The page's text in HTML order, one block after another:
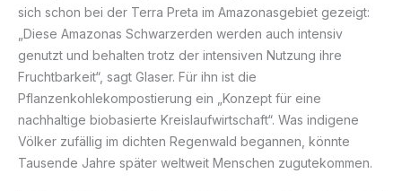
sich schon bei der Terra Preta im Amazonasgebiet gezeigt:
„Diese Amazonas Schwarzerden werden auch intensiv
genutzt und behalten trotz der intensiven Nutzung ihre
Fruchtbarkeit“, sagt Glaser. Für ihn ist die
Pflanzenkohlekompostierung ein „Konzept für eine
nachhaltige biobasierte Kreislaufwirtschaft“. Was indigene
Völker zufällig im dichten Regenwald begannen, könnte
Tausende Jahre später weltweit Menschen zugutekommen.